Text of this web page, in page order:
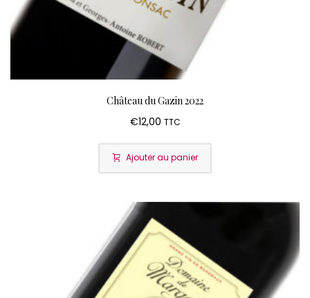
Château du Gazin 2022
€12,00 TTC
Ajouter au panier